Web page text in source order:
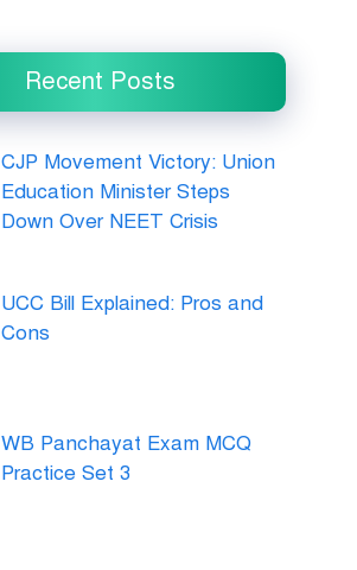
Recent Posts
CJP Movement Victory: Union
Education Minister Steps
Down Over NEET Crisis
UCC Bill Explained: Pros and
Cons
WB Panchayat Exam MCQ
Practice Set 3